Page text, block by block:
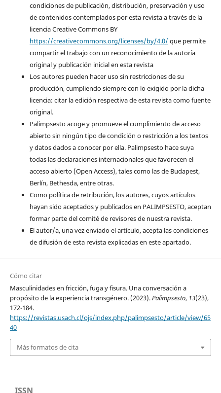
condiciones de publicación, distribución, preservación y uso
de contenidos contemplados por esta revista a través de la
licencia Creative Commons BY
https://creativecommons.org/licenses/by/4.0/ que permite
compartir el trabajo con un reconocimiento de la autoría
original y publicación inicial en esta revista
Los autores pueden hacer uso sin restricciones de su
producción, cumpliendo siempre con lo exigido por la dicha
licencia: citar la edición respectiva de esta revista como fuente
original.
Palimpsesto acoge y promueve el cumplimiento de acceso
abierto sin ningún tipo de condición o restricción a los textos
y datos dados a conocer por ella. Palimpsesto hace suya
todas las declaraciones internacionales que favorecen el
acceso abierto (Open Access), tales como las de Budapest,
Berlín, Bethesda, entre otras.
Como política de retribución, los autores, cuyos artículos
hayan sido aceptados y publicados en PALIMPSESTO, aceptan
formar parte del comité de revisores de nuestra revista.
El autor/a, una vez enviado el artículo, acepta las condiciones
de difusión de esta revista explicadas en este apartado.
Cómo citar
Masculinidades en fricción, fuga y fisura. Una conversación a
propósito de la experiencia transgénero. (2023).Palimpsesto, 13(23),
172-184.
https://revistas.usach.cl/ojs/index.php/palimpsesto/article/view/65
40
Más formatos de cita
ISSN